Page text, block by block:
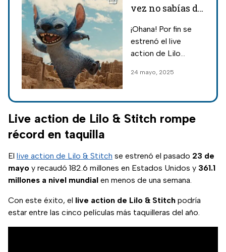
vez no sabías de
propósito del
estreno del live
¡Ohana! Por fin se
estrenó el live
action de Lilo
te contamos
curiosos que no
sabías de la nueva
24 mayo, 2025
Live action de Lilo & Stitch rompe
récord en taquilla
El live action de Lilo & Stitch se estrenó el pasado 23 de
mayo y recaudó 182.6 millones en Estados Unidos y 361.1
millones a nivel mundial en menos de una semana.
Con este éxito, el live action de Lilo & Stitch podría
estar entre las cinco películas más taquilleras del año.